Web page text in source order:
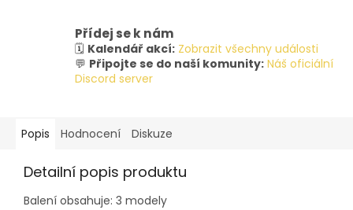
Přídej se k nám
🗓️ Kalendář akcí: Zobrazit všechny události
💬 Připojte se do naší komunity: Náš oficiální
Discord server
Popis Hodnocení Diskuze
Detailní popis produktu
Balení obsahuje: 3 modely